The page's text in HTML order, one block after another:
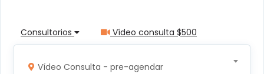
Consultorios Vídeo consulta $500
Vídeo Consulta - pre-agendar